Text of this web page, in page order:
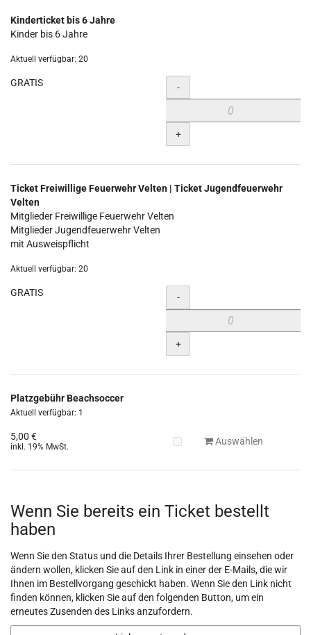
Kinderticket bis 6 Jahre
Kinder bis 6 Jahre
Aktuell verfügbar: 20
GRATIS Menge
-
+
Ticket Freiwillige Feuerwehr Velten | Ticket Jugendfeuerwehr
Velten
Mitglieder Freiwillige Feuerwehr Velten
Mitglieder Jugendfeuerwehr Velten
mit Ausweispflicht
Aktuell verfügbar: 20
GRATIS Menge
-
+
Platzgebühr Beachsoccer
Aktuell verfügbar: 1
5,00 €
inkl. 19% MwSt.
Auswählen
Wenn Sie bereits ein Ticket bestellt
haben
Wenn Sie den Status und die Details Ihrer Bestellung einsehen oder
ändern wollen, klicken Sie auf den Link in einer der E-Mails, die wir
Ihnen im Bestellvorgang geschickt haben. Wenn Sie den Link nicht
finden können, klicken Sie auf den folgenden Button, um ein
erneutes Zusenden des Links anzufordern.